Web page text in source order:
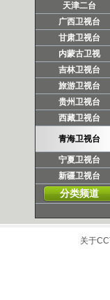
天津二台
广西卫视台
甘肃卫视台
内蒙古卫视
吉林卫视台
旅游卫视台
贵州卫视台
西藏卫视台
青海卫视台
宁夏卫视台
新疆卫视台
分类频道
关于